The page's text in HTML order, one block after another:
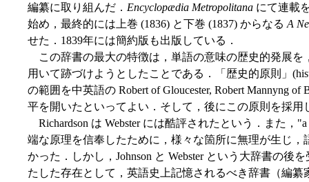
編纂に取り組んだ． Encyclopædia Metropolitana にて連載
始め，最終的には上巻 (1836) と下巻 (1837) からなる A
せた．1839年には簡約版も出版している．
この辞書の最大の特徴は，単語の意味の歴史的発展を
用いて跡づけようとしたことである．「歴史的原則」
の範囲を中英語の Robert of Gloucester, Robert Mannyng
平を開いたといってよい．そして，後にこの原則を採
Richardson は Webster には酷評されたという．また，"a
端な原理を信奉したために，様々な箇所に無理が生じ
かった．しかし，Johnson と Webster という大辞書の後
たした存在として，英語史上記憶されるべき辞書（編纂